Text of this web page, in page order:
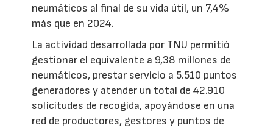
neumáticos al final de su vida útil, un 7,4%
más que en 2024.
La actividad desarrollada por TNU permitió
gestionar el equivalente a 9,38 millones de
neumáticos, prestar servicio a 5.510 puntos
generadores y atender un total de 42.910
solicitudes de recogida, apoyándose en una
red de productores, gestores y puntos de